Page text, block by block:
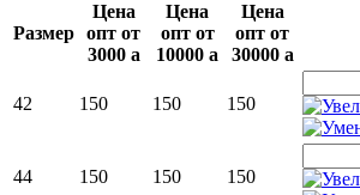
Размер
Цена
опт от
3000 a
Цена
опт от
10000 a
Цена
опт от
30000 a
42 150 150 150
44 150 150 150